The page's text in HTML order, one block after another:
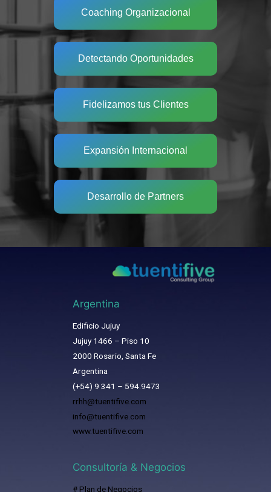
Coaching Organizacional
Detectando Oportunidades
Fidelizamos tus Clientes
Expansión Internacional
Desarrollo de Partners
Argentina
Edificio Jujuy
Jujuy 1466 – Piso 10
2000 Rosario, Santa Fe
Argentina
(+54) 9 341 – 594.9473
rrhh@tuentifive.com
info@tuentifive.com
www.tuentifive.com
Consultoría & Negocios
# Plan de Negocios